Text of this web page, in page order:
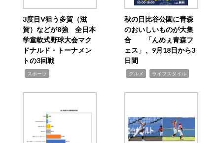
3度目V狙う多賀（滋
賀）などが8強 全日本
学童軟式野球大会マク
ドナルド・トーナメン
トの3回戦
スポーツ
秋の日比谷公園に青森
のおいしいものが大集
合 「んめぇ青森フ
ェス」、9月18日から3
日間
グルメ ライフスタイル